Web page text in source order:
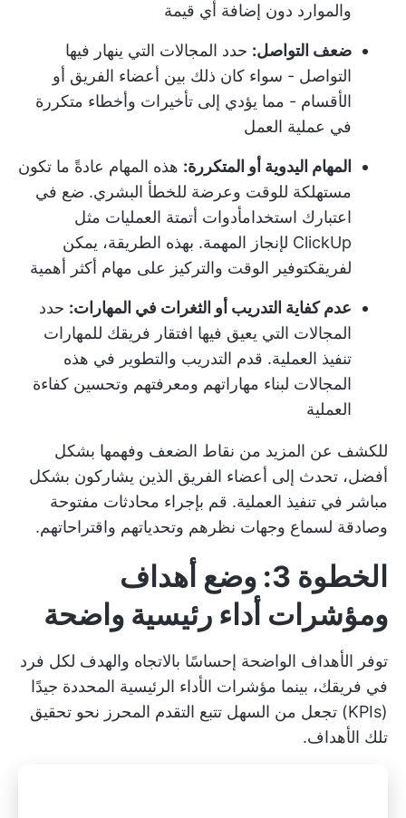
والموارد دون إضافة أي قيمة
ضعف التواصل: حدد المجالات التي ينهار فيها
التواصل - سواء كان ذلك بين أعضاء الفريق أو
الأقسام - مما يؤدي إلى تأخيرات وأخطاء متكررة
في عملية العمل
المهام اليدوية أو المتكررة: هذه المهام عادةً ما تكون
مستهلكة للوقت وعرضة للخطأ البشري. ضع في
اعتبارك استخدامأدوات أتمتة العمليات مثل
ClickUp لإنجاز المهمة. بهذه الطريقة، يمكن
لفريقكتوفير الوقت والتركيز على مهام أكثر أهمية
عدم كفاية التدريب أو الثغرات في المهارات: حدد
المجالات التي يعيق فيها افتقار فريقك للمهارات
تنفيذ العملية. قدم التدريب والتطوير في هذه
المجالات لبناء مهاراتهم ومعرفتهم وتحسين كفاءة
العملية
للكشف عن المزيد من نقاط الضعف وفهمها بشكل
أفضل، تحدث إلى أعضاء الفريق الذين يشاركون بشكل
مباشر في تنفيذ العملية. قم بإجراء محادثات مفتوحة
وصادقة لسماع وجهات نظرهم وتحدياتهم واقتراحاتهم.
الخطوة 3: وضع أهداف
ومؤشرات أداء رئيسية واضحة
توفر الأهداف الواضحة إحساسًا بالاتجاه والهدف لكل فرد
في فريقك، بينما مؤشرات الأداء الرئيسية المحددة جيدًا
(KPIs)
تجعل من السهل تتبع التقدم المحرز نحو تحقيق
تلك الأهداف.